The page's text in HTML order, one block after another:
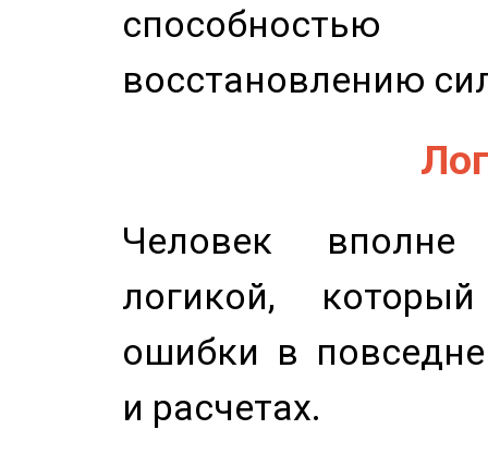
восстановлению
Человек
логикой,
ошибки в
и расчетах.